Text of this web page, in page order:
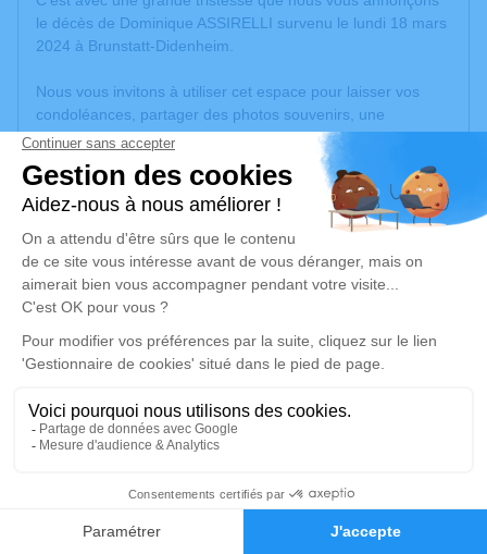
Faire-part Hommages
le décès de Dominique ASSIRELLI survenu le lundi 18 mars
2024 à Brunstatt-Didenheim.
Nous vous invitons à utiliser cet espace pour laisser vos
condoléances, partager des photos souvenirs, une
anecdote ou exprimer vos pensées à travers des poèmes
ou des textes. Cet endroit est un lieu d'expression dédié à
honorer la mémoire de Dominique ASSIRELLI.
Un service de plantation d’arbre hommage estdisponible
vendredi 22 mars 2024 à 14h30
Eglise Saint Gall de Brunstatt-Didenheim